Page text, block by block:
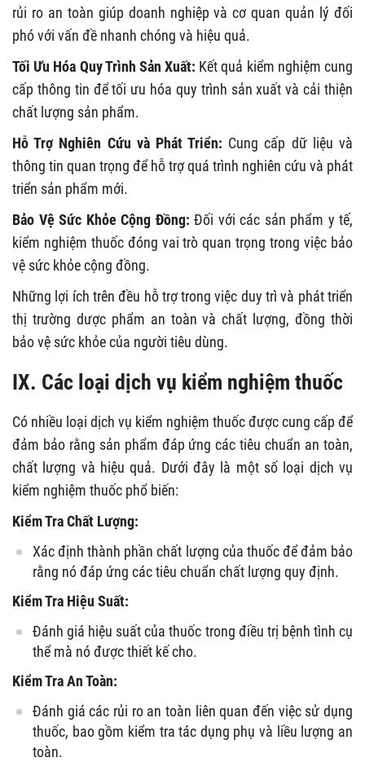
rủi ro an toàn giúp doanh nghiệp và cơ quan quản lý đối
phó với vấn đề nhanh chóng và hiệu quả.
Tối Ưu Hóa Quy Trình Sản Xuất: Kết quả kiểm nghiệm cung
cấp thông tin để tối ưu hóa quy trình sản xuất và cải thiện
chất lượng sản phẩm.
Hỗ Trợ Nghiên Cứu và Phát Triển: Cung cấp dữ liệu và
thông tin quan trọng để hỗ trợ quá trình nghiên cứu và phát
triển sản phẩm mới.
Bảo Vệ Sức Khỏe Cộng Đồng: Đối với các sản phẩm y tế,
kiểm nghiệm thuốc đóng vai trò quan trọng trong việc bảo
vệ sức khỏe cộng đồng.
Những lợi ích trên đều hỗ trợ trong việc duy trì và phát triển
thị trường dược phẩm an toàn và chất lượng, đồng thời
bảo vệ sức khỏe của người tiêu dùng.
IX. Các loại dịch vụ kiểm nghiệm thuốc
Có nhiều loại dịch vụ kiểm nghiệm thuốc được cung cấp để
đảm bảo rằng sản phẩm đáp ứng các tiêu chuẩn an toàn,
chất lượng và hiệu quả. Dưới đây là một số loại dịch vụ
kiểm nghiệm thuốc phổ biến:
Kiểm Tra Chất Lượng:
Xác định thành phần chất lượng của thuốc để đảm bảo
rằng nó đáp ứng các tiêu chuẩn chất lượng quy định.
Kiểm Tra Hiệu Suất:
Đánh giá hiệu suất của thuốc trong điều trị bệnh tình cụ
thể mà nó được thiết kế cho.
Kiểm Tra An Toàn:
Đánh giá các rủi ro an toàn liên quan đến việc sử dụng
thuốc, bao gồm kiểm tra tác dụng phụ và liều lượng an
toàn.